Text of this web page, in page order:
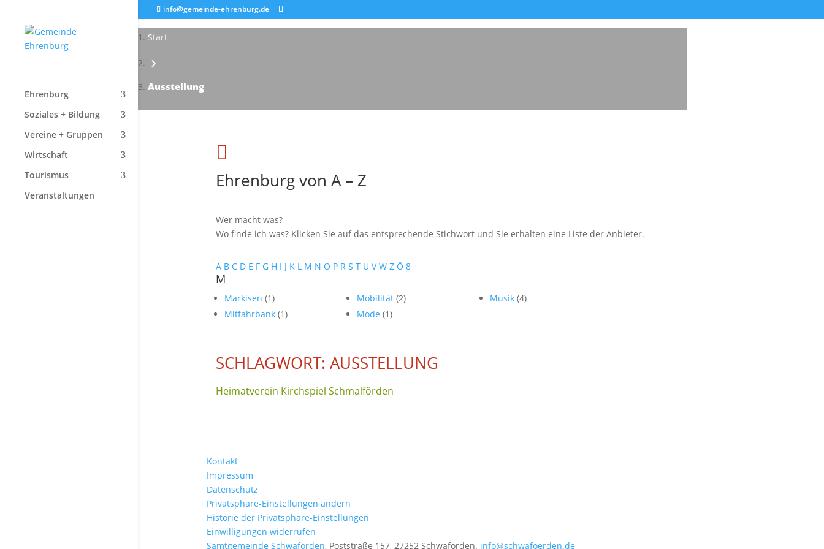
info@gemeinde-ehrenburg.de
Ehrenburg
Soziales + Bildung
Vereine + Gruppen
Wirtschaft
Tourismus
Veranstaltungen
Start
›
Ausstellung

Ehrenburg von A – Z
Wer macht was?
Wo finde ich was? Klicken Sie auf das entsprechende Stichwort und Sie erhalten eine Liste der Anbieter.
A B C D E F G H I J K L M N O P R S T U V W Z Ö 8
M
Markisen (1)
Mitfahrbank (1)
Mobilität(2)
Mode(1)
Musik (4)
SCHLAGWORT: AUSSTELLUNG
Heimatverein Kirchspiel Schmalförden
Kontakt
Impressum
Datenschutz
Privatsphäre-Einstellungen ändern
Historie der Privatsphäre-Einstellungen
Einwilligungen widerrufen
Samtgemeinde Schwaförden, Poststraße 157, 27252 Schwaförden. info@schwafoerden.de